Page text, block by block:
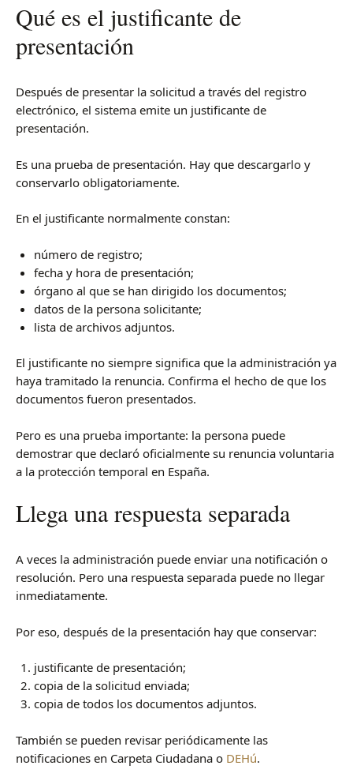
Qué es el justificante de
presentación
Después de presentar la solicitud a través del registro
electrónico, el sistema emite un justificante de
presentación.
Es una prueba de presentación. Hay que descargarlo y
conservarlo obligatoriamente.
En el justificante normalmente constan:
número de registro;
fecha y hora de presentación;
órgano al que se han dirigido los documentos;
datos de la persona solicitante;
lista de archivos adjuntos.
El justificante no siempre significa que la administración ya
haya tramitado la renuncia. Confirma el hecho de que los
documentos fueron presentados.
Pero es una prueba importante: la persona puede
demostrar que declaró oficialmente su renuncia voluntaria
a la protección temporal en España.
Llega una respuesta separada
A veces la administración puede enviar una notificación o
resolución. Pero una respuesta separada puede no llegar
inmediatamente.
Por eso, después de la presentación hay que conservar:
justificante de presentación;
copia de la solicitud enviada;
copia de todos los documentos adjuntos.
También se pueden revisar periódicamente las
notificaciones en Carpeta Ciudadana o DEHú.